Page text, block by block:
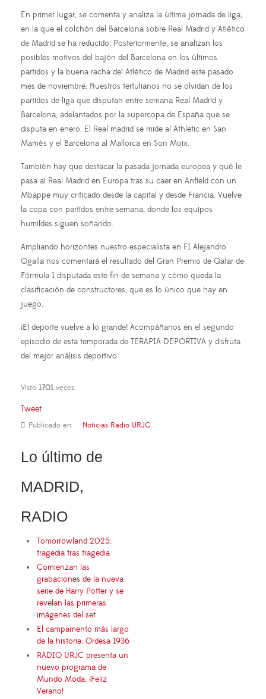
En primer lugar, se comenta y analiza la última jornada de liga,
en la que el colchón del Barcelona sobre Real Madrid y Atlético
de Madrid se ha reducido. Posteriormente, se analizan los
posibles motivos del bajón del Barcelona en los últimos
partidos y la buena racha del Atlético de Madrid este pasado
mes de noviembre. Nuestros tertulianos no se olvidan de los
partidos de liga que disputan entre semana Real Madrid y
Barcelona, adelantados por la supercopa de España que se
disputa en enero. El Real madrid se mide al Athletic en San
Mamés y el Barcelona al Mallorca en Son Moix.
También hay que destacar la pasada jornada europea y qué le
pasa al Real Madrid en Europa tras su caer en Anfield con un
Mbappe muy criticado desde la capital y desde Francia. Vuelve
la copa con partidos entre semana, donde los equipos
humildes siguen soñando.
Ampliando horizontes nuestro especialista en F1 Alejandro
Ogalla nos comentará el resultado del Gran Premio de Qatar de
Fórmula 1 disputada este fin de semana y cómo queda la
clasificación de constructores, que es lo único que hay en
juego.
¡El deporte vuelve a lo grande! Acompáñanos en el segundo
episodio de esta temporada de TERAPIA DEPORTIVA y disfruta
del mejor análisis deportivo
Visto 1701 veces
Tweet
Publicado en Noticias Radio URJC
Lo último de
MADRID,
RADIO
Tomorrowland 2025:
tragedia tras tragedia
Comienzan las
grabaciones de la nueva
serie de Harry Potter y se
revelan las primeras
imágenes del set
El campamento más largo
de la historia: Ordesa 1936
RADIO URJC presenta un
nuevo programa de
Mundo Moda: ¡Feliz
Verano!